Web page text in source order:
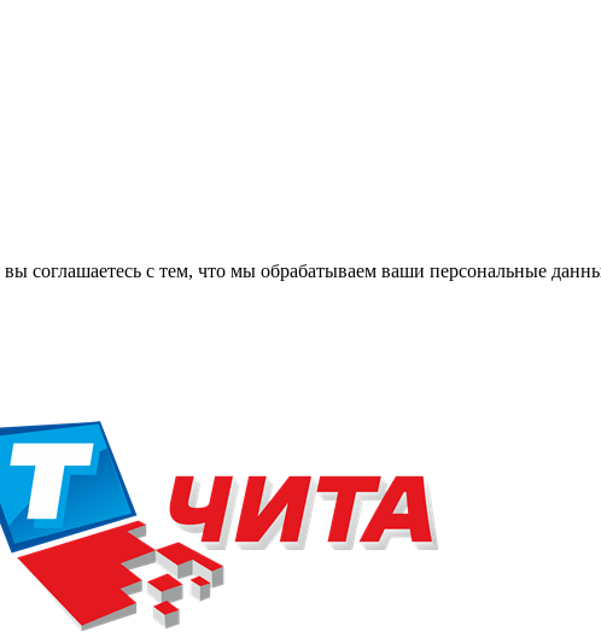
соглашаетесь с тем, что мы обрабатываем ваши персональные